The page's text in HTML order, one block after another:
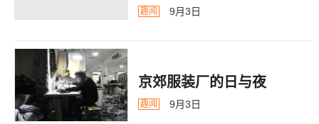
趣闻 9月3日
京郊服装厂的日与夜
趣闻 9月3日